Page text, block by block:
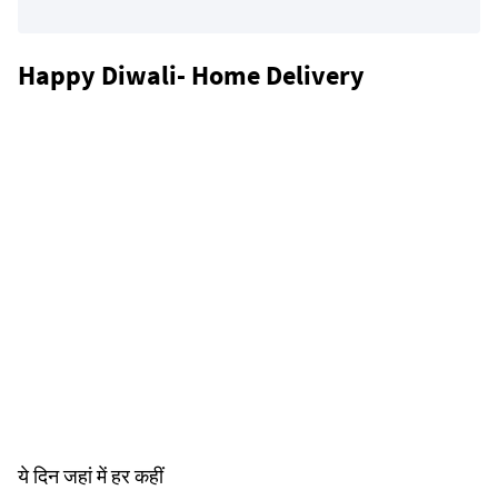
Happy Diwali- Home Delivery
ये दिन जहां में हर कहीं